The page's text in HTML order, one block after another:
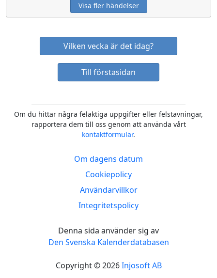
Visa fler händelser
Vilken vecka är det idag?
Till förstasidan
Om du hittar några felaktiga uppgifter eller felstavningar,
rapportera dem till oss genom att använda vårt
kontaktformulär.
Om dagens datum
Cookiepolicy
Användarvillkor
Integritetspolicy
Denna sida använder sig av
Den Svenska Kalenderdatabasen
Copyright © 2026Injosoft AB